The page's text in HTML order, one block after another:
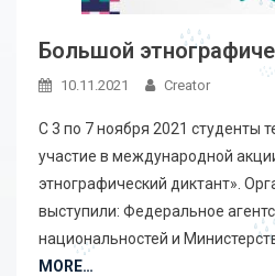
Большой
10.11.2021 Creator
С 3 по 7 ноября 2021 студенты
участие в международной
этнографический диктант».
выступили: Федеральное
национальностей и
MORE…